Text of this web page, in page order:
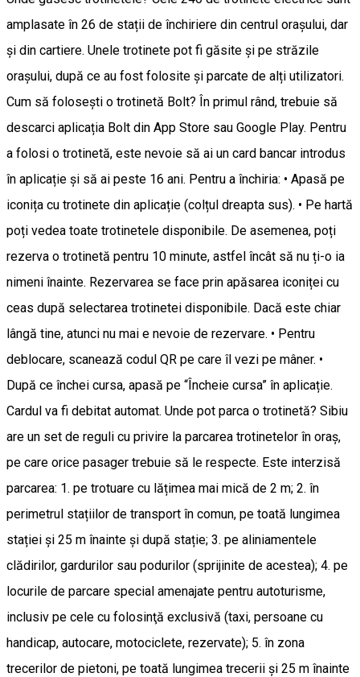
amplasate în 26 de stații de închiriere din centrul orașului, dar
și din cartiere. Unele trotinete pot fi găsite și pe străzile
orașului, după ce au fost folosite și parcate de alți utilizatori.
Cum să folosești o trotinetă Bolt? În primul rând, trebuie să
descarci aplicația Bolt din App Store sau Google Play. Pentru
a folosi o trotinetă, este nevoie să ai un card bancar introdus
în aplicație și să ai peste 16 ani. Pentru a închiria: • Apasă pe
iconița cu trotinete din aplicație (colțul dreapta sus). • Pe hartă
poți vedea toate trotinetele disponibile. De asemenea, poți
rezerva o trotinetă pentru 10 minute, astfel încât să nu ți-o ia
nimeni înainte. Rezervarea se face prin apăsarea iconiței cu
ceas după selectarea trotinetei disponibile. Dacă este chiar
lângă tine, atunci nu mai e nevoie de rezervare. • Pentru
deblocare, scanează codul QR pe care îl vezi pe mâner. •
După ce închei cursa, apasă pe “Încheie cursa” în aplicație.
Cardul va fi debitat automat. Unde pot parca o trotinetă? Sibiu
are un set de reguli cu privire la parcarea trotinetelor în oraș,
pe care orice pasager trebuie să le respecte. Este interzisă
parcarea: 1. pe trotuare cu lățimea mai mică de 2 m; 2. în
perimetrul stațiilor de transport în comun, pe toată lungimea
stației și 25 m înainte și după stație; 3. pe aliniamentele
clădirilor, gardurilor sau podurilor (sprijinite de acestea); 4. pe
locurile de parcare special amenajate pentru autoturisme,
inclusiv pe cele cu folosinţă exclusivă (taxi, persoane cu
handicap, autocare, motociclete, rezervate); 5. în zona
trecerilor de pietoni, pe toată lungimea trecerii și 25 m înainte